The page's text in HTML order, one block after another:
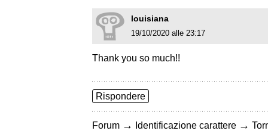
louisiana
19/10/2020 alle 23:17
Thank you so much!!
Rispondere
Forum → Identificazione carattere →